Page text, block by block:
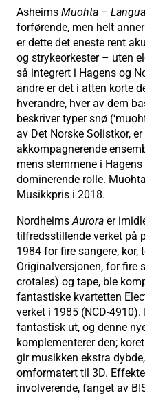
Asheims Muohta –
forførende, men helt
er dette det eneste rent
og strykeorkester – uten
så integrert i Hagens og
andre er det i atten korte
hverandre, hver av dem
beskriver typer snø
av Det Norske Solistkor,
akkompagnerende
mens stemmene i
dominerende rolle.
Musikkpris i 2018.
NordheimsAurora er
tilfredsstillende verket på
1984 for fire sangere, kor,
Originalversjonen, for fire
crotales) og tape, ble
fantastiske kvartetten
verket i 1985 (NCD-
fantastisk ut, og denne
komplementerer den;
gir musikken ekstra
omformatert til 3D.
involverende, fanget av